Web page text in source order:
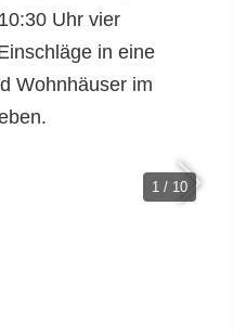
Fotobank
Uhr vier
in eine
Wohnhäuser im
1 / 10